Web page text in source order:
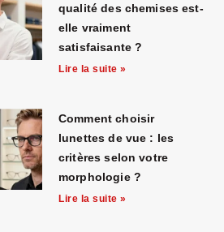
qualité des chemises est-
elle vraiment
satisfaisante ?
Lire la suite »
Comment choisir
lunettes de vue : les
critères selon votre
morphologie ?
Lire la suite »